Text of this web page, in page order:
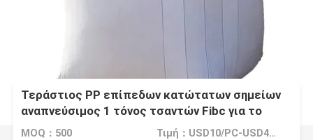
Τεράστιος PP επίπεδων κατώτατων σημείων
αναπνεύσιμος 1 τόνος τσαντών Fibc για το
τσιμέντο κατασκευής καυσόξυλου
MOQ：500 Τιμή：USD10/PC-USD4.15/PC